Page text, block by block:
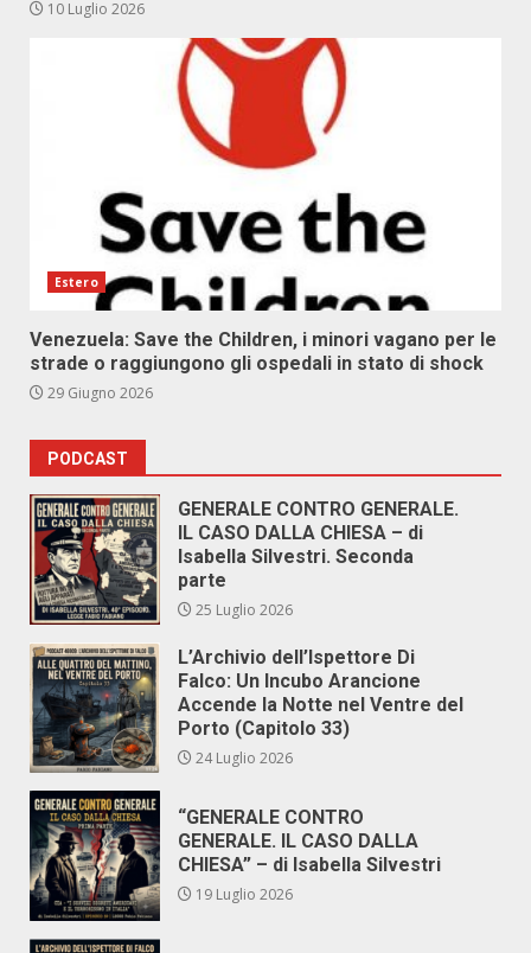
10 Luglio 2026
Estero
Venezuela: Save the Children, i minori vagano per le
strade o raggiungono gli ospedali in stato di shock
29 Giugno 2026
PODCAST
GENERALE CONTRO GENERALE.
IL CASO DALLA CHIESA – di
Isabella Silvestri. Seconda
parte
25 Luglio 2026
L’Archivio dell’Ispettore Di
Falco: Un Incubo Arancione
Accende la Notte nel Ventre del
Porto (Capitolo 33)
24 Luglio 2026
“GENERALE CONTRO
GENERALE. IL CASO DALLA
CHIESA” – di Isabella Silvestri
19 Luglio 2026